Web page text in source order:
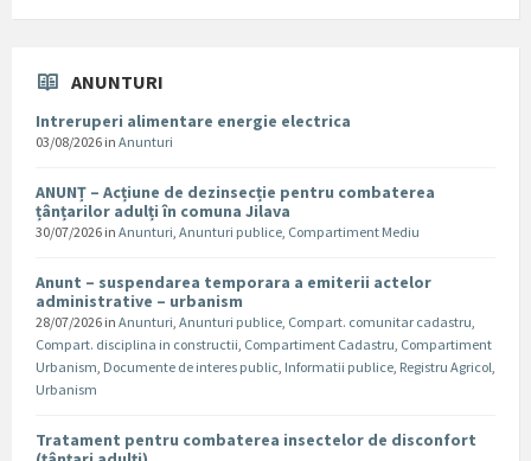
ANUNTURI
Intreruperi alimentare energie electrica
03/08/2026 in Anunturi
ANUNȚ – Acțiune de dezinsecție pentru combaterea
țânțarilor adulți în comuna Jilava
30/07/2026 in Anunturi, Anunturi publice, Compartiment Mediu
Anunt – suspendarea temporara a emiterii actelor
administrative – urbanism
28/07/2026 in Anunturi, Anunturi publice, Compart. comunitar cadastru,
Compart. disciplina in constructii, Compartiment Cadastru, Compartiment
Urbanism, Documente de interes public, Informatii publice, Registru Agricol,
Urbanism
Tratament pentru combaterea insectelor de disconfort